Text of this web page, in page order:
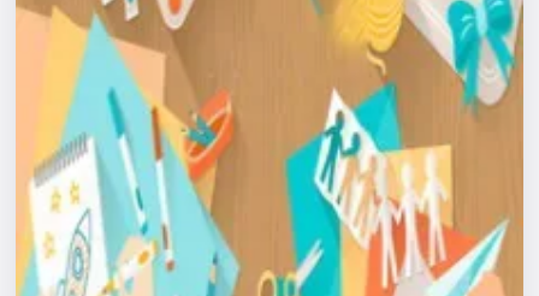
Города
Площадки
Артисты
Рейтинги